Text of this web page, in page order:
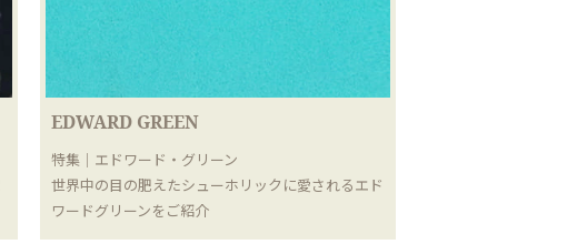
EDWARD GREEN
特集｜エドワード・グリーン
世界中の目の肥えたシューホリックに愛されるエド
ワードグリーンをご紹介